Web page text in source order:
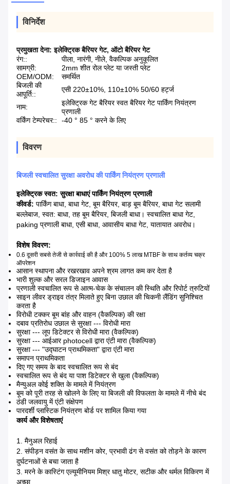
विनिर्देश
प्रमुखता देना:इलेक्ट्रिक बैरियर गेट, ऑटो बैरियर गेट
रंग::
पीला, नारंगी, नीले, वैकल्पिक अनुकूलित
सामग्री:
2mm शीत रोल प्लेट या जस्ती प्लेट
OEM/ODM:
समर्थित
बिजली की
आपूर्ति::
एसी 220±10%, 110±10% 50/60 हर्ट्ज
नाम:
इलेक्ट्रिक गेट बैरियर स्वत बैरियर गेट पार्किंग नियंत्रण
प्रणाली
वर्किंग टेम्परेचर::
-40 ° 85 ° करने के लिए
विवरण
बिजली स्वचालित सुरक्षा अवरोध की पार्किंग नियंत्रण प्रणाली
इलेक्ट्रिक स्वत: सुरक्षा बाधाएं पार्किंग नियंत्रण प्रणाली
कीवर्ड: पार्किंग बाधा, बाधा गेट, बूम बैरियर, बाड़ बूम बैरियर, बाधा गेट सलामी
बल्लेबाज, स्वत: बाधा, तह बूम बैरियर, बिजली बाधा। स्वचालित बाधा गेट,
paking प्रणाली बाधा, एसी बाधा, आवासीय बाधा गेट, यातायात अवरोध।
विशेष विवरण:
0.6 दूसरी सबसे तेजी से कार्रवाई की है और 100% 5 लाख MTBF के साथ कर्तव्य चक्र
ऑपरेशन
आसान स्थापना और रखरखाव अपने श्रम लागत कम कर देता है
भारी शुल्क और सरल डिजाइन आवास
प्रणाली स्वचालित रूप से आत्म-चेक के संचालन की स्थिति और रिपोर्ट त्रुटियों
साइन लीवर ड्राइव तंत्र मिलाते हुए बिना उछाल की चिकनी लैंडिंग सुनिश्चित
करता है
विरोधी टक्कर बूम बांह और वाहन (वैकल्पिक) की रक्षा
दबाव प्रतिरोध उछाल से सुरक्षा --- विरोधी मारा
सुरक्षा --- लूप डिटेक्टर से विरोधी मारा (वैकल्पिक)
सुरक्षा --- आईआर photocell द्वारा एंटी मारा (वैकल्पिक)
सुरक्षा --- "उद्घाटन प्राथमिकता" द्वारा एंटी मारा
समापन प्राथमिकता
दिए गए समय के बाद स्वचालित रूप से बंद
स्वचालित रूप से बंद या पाश डिटेक्टर से खुला (वैकल्पिक)
मैन्युअल कोई शक्ति के मामले में नियंत्रण
बूम को पूरी तरह से खोलने के लिए या बिजली की विफलता के मामले में नीचे बंद
ठंडी जलवायु में एंटी संक्षेपण
पारदर्शी प्लास्टिक नियंत्रण बोर्ड पर शामिल किया गया
कार्य और विशेषताएं
1. मैनुअल रिहाई
2. संपीड़न वसंत के साथ मशीन कोर, प्रभावी ढंग से वसंत को तोड़ने के कारण
दुर्घटनाओं से बचा जाता है
3. मरने के कास्टिंग एल्यूमीनियम मिश्र धातु मोटर, सटीक और थर्मल विकिरण में
अच्छा